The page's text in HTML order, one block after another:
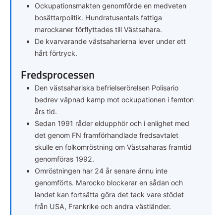
Ockupationsmakten genomförde en medveten
bosättarpolitik. Hundratusentals fattiga
marockaner förflyttades till Västsahara.
De kvarvarande västsaharierna lever under ett
hårt förtryck.
Fredsprocessen
Den västsahariska befrielserörelsen Polisario
bedrev väpnad kamp mot ockupationen i femton
års tid.
Sedan 1991 råder eldupphör och i enlighet med
det genom FN framförhandlade fredsavtalet
skulle en folkomröstning om Västsaharas framtid
genomföras 1992.
Omröstningen har 24 år senare ännu inte
genomförts. Marocko blockerar en sådan och
landet kan fortsätta göra det tack vare stödet
från USA, Frankrike och andra västländer.